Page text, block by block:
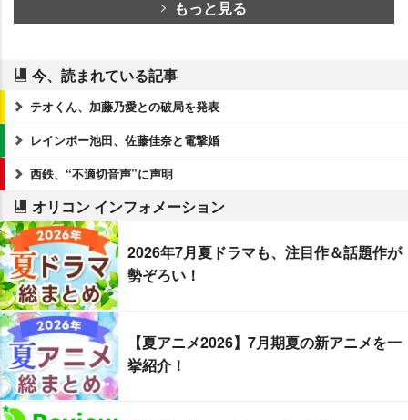
もっと見る
今、読まれている記事
テオくん、加藤乃愛との破局を発表
レインボー池田、佐藤佳奈と電撃婚
西鉄、“不適切音声”に声明
オリコン インフォメーション
2026年7月夏ドラマも、注目作＆話題作が
勢ぞろい！
【夏アニメ2026】7月期夏の新アニメを一
挙紹介！